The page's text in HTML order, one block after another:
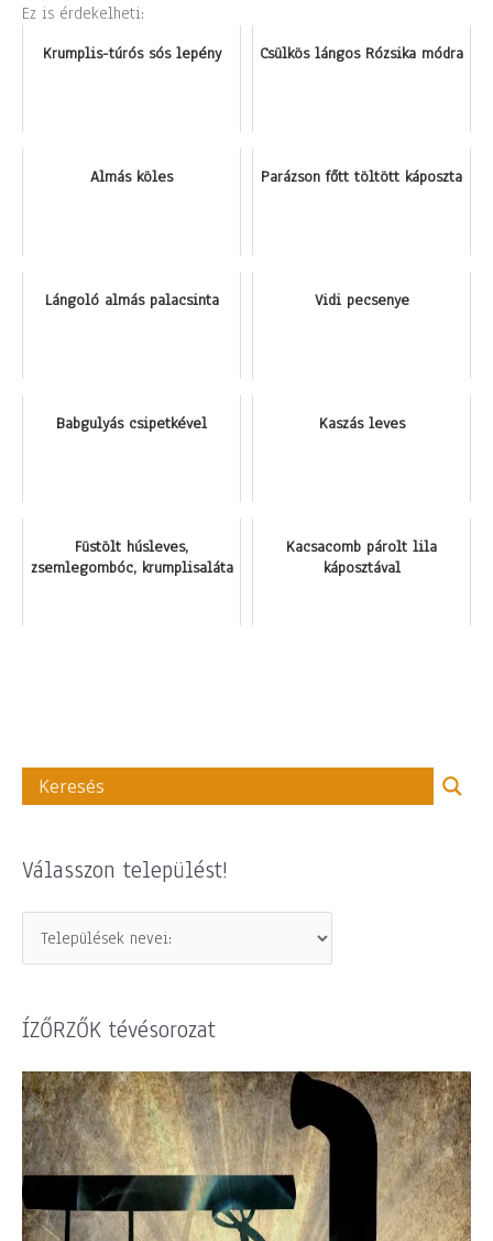
Ez is érdekelheti:
Krumplis-túrós sós lepény Csülkös lángos Rózsika módra
Almás köles Parázson főtt töltött káposzta
Lángoló almás palacsinta Vidi pecsenye
Babgulyás csipetkével Kaszás leves
Füstölt húsleves,
zsemlegombóc, krumplisaláta
Kacsacomb párolt lila
káposztával
Válasszon települést!
ÍZŐRZŐK tévésorozat